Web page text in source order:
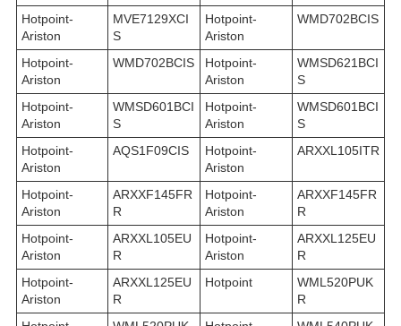
Hotpoint-
Ariston
MVE7129XCI
S
Hotpoint-
Ariston
WMD702BCIS
Hotpoint-
Ariston
WMD702BCIS
Hotpoint-
Ariston
WMSD621BCI
S
Hotpoint-
Ariston
WMSD601BCI
S
Hotpoint-
Ariston
WMSD601BCI
S
Hotpoint-
Ariston
AQS1F09CIS
Hotpoint-
Ariston
ARXXL105ITR
Hotpoint-
Ariston
ARXXF145FR
R
Hotpoint-
Ariston
ARXXF145FR
R
Hotpoint-
Ariston
ARXXL105EU
R
Hotpoint-
Ariston
ARXXL125EU
R
Hotpoint-
Ariston
ARXXL125EU
R
Hotpoint
WML520PUK
R